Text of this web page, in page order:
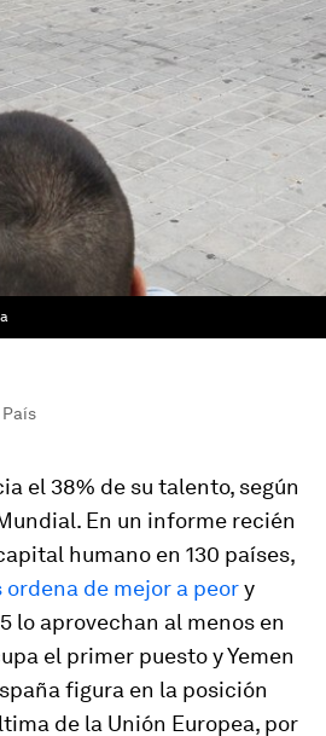
País
el 38% de su talento, según
En un informe recién
humano en 130 países,
ordena de mejor a peory
lo aprovechan al menos en
el primer puesto y Yemen
figura en la posición
de la Unión Europea, por